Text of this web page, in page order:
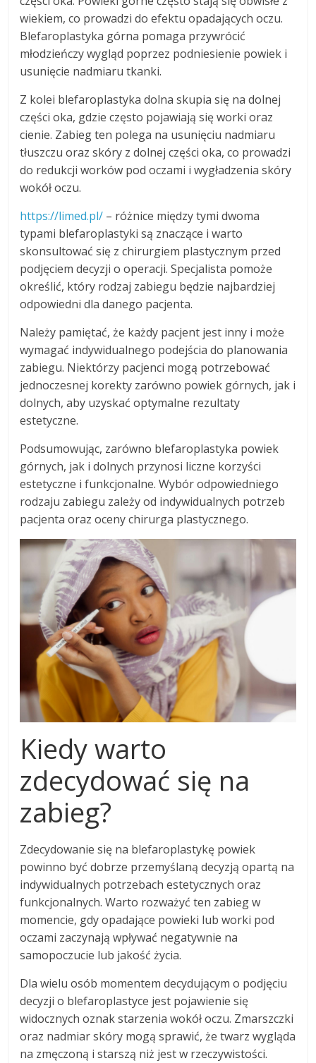
wiekiem, co prowadzi do efektu opadających oczu.
Blefaroplastyka górna pomaga przywrócić
młodzieńczy wygląd poprzez podniesienie powiek i
usunięcie nadmiaru tkanki.
Z kolei blefaroplastyka dolna skupia się na dolnej
części oka, gdzie często pojawiają się worki oraz
cienie. Zabieg ten polega na usunięciu nadmiaru
tłuszczu oraz skóry z dolnej części oka, co prowadzi
do redukcji worków pod oczami i wygładzenia skóry
wokół oczu.
https://limed.pl/ – różnice między tymi dwoma
typami blefaroplastyki są znaczące i warto
skonsultować się z chirurgiem plastycznym przed
podjęciem decyzji o operacji. Specjalista pomoże
określić, który rodzaj zabiegu będzie najbardziej
odpowiedni dla danego pacjenta.
Należy pamiętać, że każdy pacjent jest inny i może
wymagać indywidualnego podejścia do planowania
zabiegu. Niektórzy pacjenci mogą potrzebować
jednoczesnej korekty zarówno powiek górnych, jak i
dolnych, aby uzyskać optymalne rezultaty
estetyczne.
Podsumowując, zarówno blefaroplastyka powiek
górnych, jak i dolnych przynosi liczne korzyści
estetyczne i funkcjonalne. Wybór odpowiedniego
rodzaju zabiegu zależy od indywidualnych potrzeb
pacjenta oraz oceny chirurga plastycznego.
Kiedy warto
zdecydować się na
zabieg?
Zdecydowanie się na blefaroplastykę powiek
powinno być dobrze przemyślaną decyzją opartą na
indywidualnych potrzebach estetycznych oraz
funkcjonalnych. Warto rozważyć ten zabieg w
momencie, gdy opadające powieki lub worki pod
oczami zaczynają wpływać negatywnie na
samopoczucie lub jakość życia.
Dla wielu osób momentem decydującym o podjęciu
decyzji o blefaroplastyce jest pojawienie się
widocznych oznak starzenia wokół oczu. Zmarszczki
oraz nadmiar skóry mogą sprawić, że twarz wygląda
na zmęczoną i starszą niż jest w rzeczywistości.